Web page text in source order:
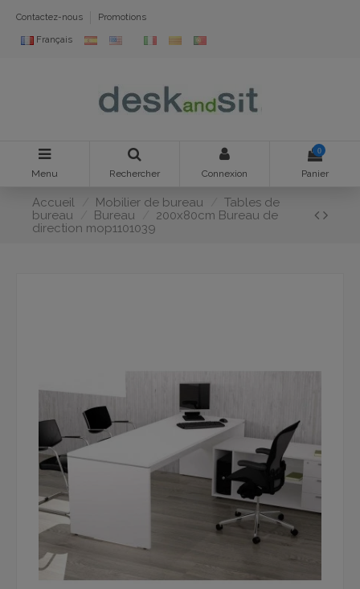
Contactez-nous Promotions
Français
Menu Rechercher Connexion
0
Panier
Accueil Mobilier de bureau
Tables de
bureau
Bureau
200x80cm Bureau de
direction mop1101039